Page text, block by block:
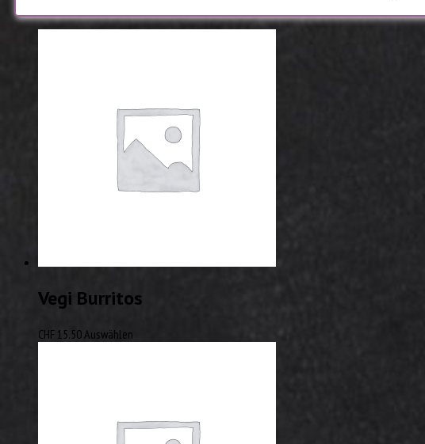
Vegi Burritos
CHF 15.50 Auswählen